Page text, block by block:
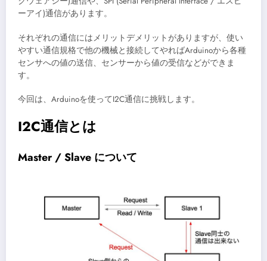
ーアイ)通信があります。
それぞれの通信にはメリットデメリットがありますが、使い
やすい通信規格で他の機械と接続してやればArduinoから各種
センサへの値の送信、センサーから値の受信などができま
す。
今回は、Arduinoを使ってI2C通信に挑戦します。
I2C通信とは
Master / Slave について